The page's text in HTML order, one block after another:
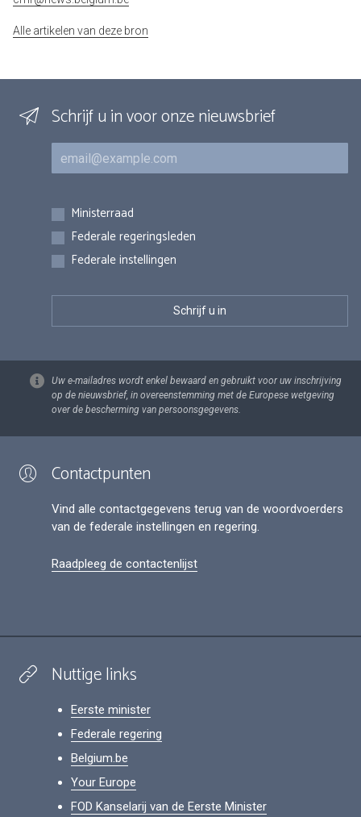
Alle artikelen van deze bron
Schrijf u in voor onze nieuwsbrief
E-mail
Inschrijvingen
Ministerraad
Federale regeringsleden
Federale instellingen
Uw e-mailadres wordt enkel bewaard en gebruikt voor uw inschrijving
op de nieuwsbrief, in overeenstemming met de Europese wetgeving
over de bescherming van persoonsgegevens.
Contactpunten
Vind alle contactgegevens terug van de woordvoerders
van de federale instellingen en regering.
Raadpleeg de contactenlijst
Nuttige links
Eerste minister
Federale regering
Belgium.be
Your Europe
FOD Kanselarij van de Eerste Minister